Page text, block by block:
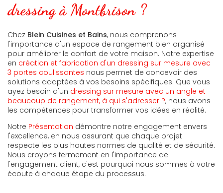
dressing à Montbrison ?
Chez Blein Cuisines et Bains, nous comprenons
l'importance d'un espace de rangement bien organisé
pour améliorer le confort de votre maison. Notre expertise
en création et fabrication d'un dressing sur mesure avec
3 portes coulissantes nous permet de concevoir des
solutions adaptées à vos besoins spécifiques. Que vous
ayez besoin d'un dressing sur mesure avec un angle et
beaucoup de rangement, à qui s'adresser ?, nous avons
les compétences pour transformer vos idées en réalité.
Notre Présentation démontre notre engagement envers
l'excellence, en nous assurant que chaque projet
respecte les plus hautes normes de qualité et de sécurité.
Nous croyons fermement en l'importance de
l'engagement client, c'est pourquoi nous sommes à votre
écoute à chaque étape du processus.